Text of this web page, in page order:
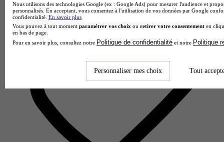
Nous utilisons des technologies Google (ex : Google Ads) pour mesurer l'audience et
personnalisés. En acceptant, vous consentez à l'utilisation de vos données par Google
confidentialité. En savoir plus
Vous pouvez à tout moment paramétrer vos choix ou retirer votre consentement en
en bas de page.
Pour en savoir plus, consultez notre Politique de confidentialité et notre Politique
Personnaliser mes choix Tout